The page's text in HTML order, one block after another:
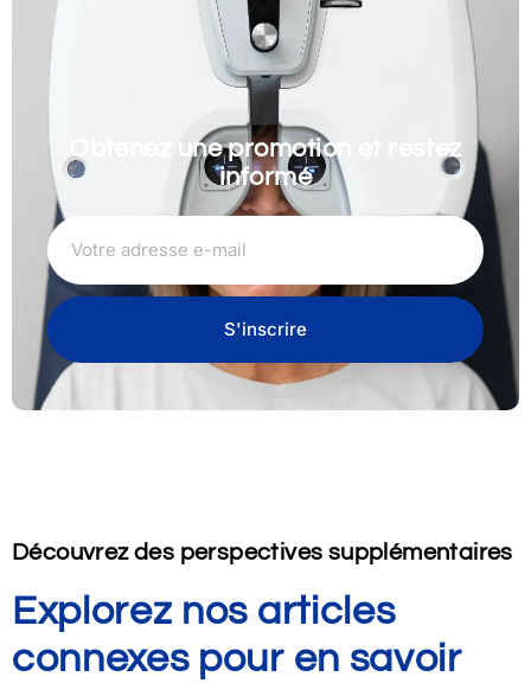
Obtenez une promotion et restez
informé
S'inscrire
Découvrez des perspectives supplémentaires
Explorez nos articles
connexes pour en savoir